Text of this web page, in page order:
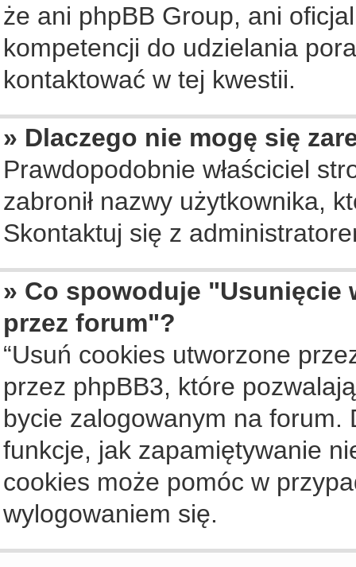
że ani phpBB Group, ani
kompetencji do udzielania
kontaktować w tej kwestii.
» Dlaczego nie mogę się
Prawdopodobnie właściciel
zabronił nazwy użytkownika,
Skontaktuj się z
» Co spowoduje
przez forum"?
“Usuń cookies utworzone
przez phpBB3, które
bycie zalogowanym na forum.
funkcje, jak zapamiętywanie
cookies może pomóc w
wylogowaniem się.